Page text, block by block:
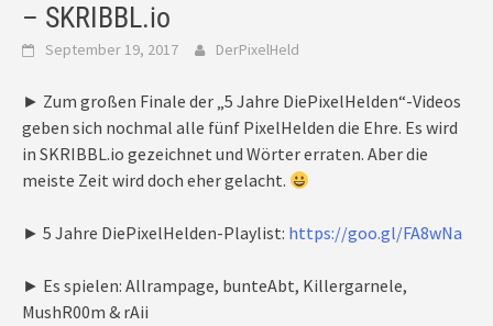
– SKRIBBL.io
September 19, 2017 DerPixelHeld
► Zum großen Finale der „5 Jahre DiePixelHelden“-Videos
geben sich nochmal alle fünf PixelHelden die Ehre. Es wird
in SKRIBBL.io gezeichnet und Wörter erraten. Aber die
meiste Zeit wird doch eher gelacht.
► 5 Jahre DiePixelHelden-Playlist: https://goo.gl/FA8wNa
► Es spielen: Allrampage, bunteAbt, Killergarnele,
MushR00m & rAii